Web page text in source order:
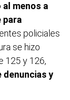
menos a
para
policiales
se hizo
125 y 126,
denuncias y